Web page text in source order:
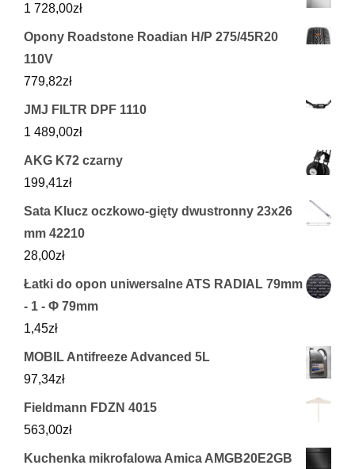
1 728,00zł
Opony Roadstone Roadian H/P 275/45R20
110V
779,82zł
JMJ FILTR DPF 1110
1 489,00zł
AKG K72 czarny
199,41zł
Sata Klucz oczkowo-gięty dwustronny 23x26
mm 42210
28,00zł
Łatki do opon uniwersalne ATS RADIAL 79mm
- 1 - Φ 79mm
1,45zł
MOBIL Antifreeze Advanced 5L
97,34zł
Fieldmann FDZN 4015
563,00zł
Kuchenka mikrofalowa Amica AMGB20E2GB